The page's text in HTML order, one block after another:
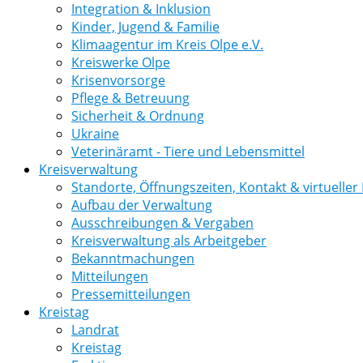
Integration & Inklusion
Kinder, Jugend & Familie
Klimaagentur im Kreis Olpe e.V.
Kreiswerke Olpe
Krisenvorsorge
Pflege & Betreuung
Sicherheit & Ordnung
Ukraine
Veterinäramt - Tiere und Lebensmittel
Kreisverwaltung
Standorte, Öffnungszeiten, Kontakt & virtueller
Aufbau der Verwaltung
Ausschreibungen & Vergaben
Kreisverwaltung als Arbeitgeber
Bekanntmachungen
Mitteilungen
Pressemitteilungen
Kreistag
Landrat
Kreistag